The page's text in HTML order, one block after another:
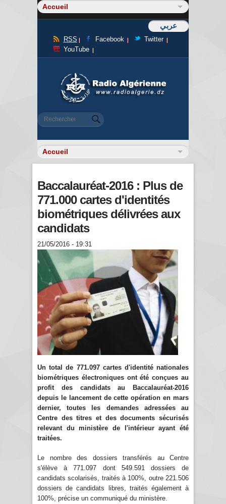
عربي
RSS Facebook
Twitter
YouTube
Formulaire de recherche
Rechercher
Baccalauréat-2016 : Plus de
771.000 cartes d'identités
biométriques délivrées aux
candidats
21/05/2016 - 19:31
Un total de 771.097 cartes d'identité nationales
biométriques électroniques ont été conçues au
profit des candidats au Baccalauréat-2016
depuis le lancement de cette opération en mars
dernier, toutes les demandes adressées au
Centre des titres et des documents sécurisés
relevant du ministère de l'intérieur ayant été
traitées.
Le nombre des dossiers transférés au Centre
s'élève à 771.097 dont 549.591 dossiers de
candidats scolarisés, traités à 100%, outre 221.506
dossiers de candidats libres, traités également à
100%, précise un communiqué du ministère.